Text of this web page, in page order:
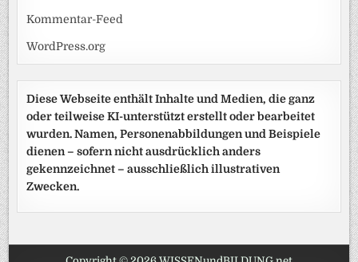
Kommentar-Feed
WordPress.org
Diese Webseite enthält Inhalte und Medien, die ganz
oder teilweise KI-unterstützt erstellt oder bearbeitet
wurden. Namen, Personenabbildungen und Beispiele
dienen – sofern nicht ausdrücklich anders
gekennzeichnet – ausschließlich illustrativen
Zwecken.